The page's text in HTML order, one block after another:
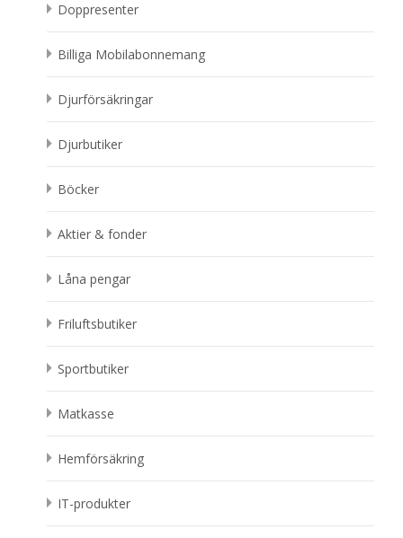
Doppresenter
Billiga Mobilabonnemang
Djurförsäkringar
Djurbutiker
Böcker
Aktier & fonder
Låna pengar
Friluftsbutiker
Sportbutiker
Matkasse
Hemförsäkring
IT-produkter